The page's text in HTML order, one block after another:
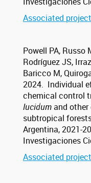
Associated
Powell PA, Russo
Rodríguez JS,
Baricco M,
2024. Individual
chemical control
lucidumand
subtropical
Argentina, 2021-
Investigaciones
Associated